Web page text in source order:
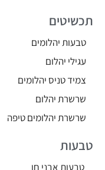
תכשיטים
טבעות יהלומים
עגילי יהלום
צמיד טניס יהלומים
שרשרת יהלום
שרשרת יהלומים טיפה
טבעות
טבעות אבני חן